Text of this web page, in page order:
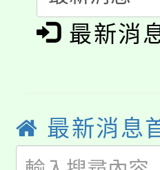
程
「本色祭
8/21下午
局官網。
8月14至
開!
115年桃
最新消
最新消息